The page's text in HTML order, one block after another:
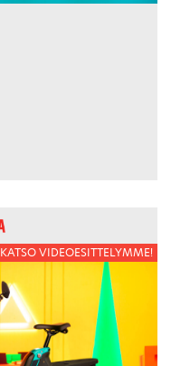
KATSO VIDEOESITTELYMME!